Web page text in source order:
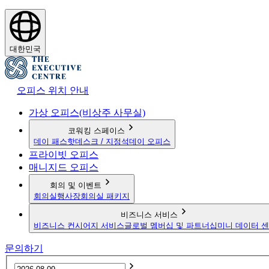
대한민국
오피스 위치 안내
가상 오피스(비상주 사무실)
코워킹 스페이스
데이 패스핫데스크 / 지정석데이 오피스
프라이빗 오피스
매니지드 오피스
회의 및 이벤트
회의실행사장회의실 패키지
비즈니스 서비스
비즈니스 컨시어지 서비스글로벌 멤버십 및 파트너십 미니 데이터
문의하기